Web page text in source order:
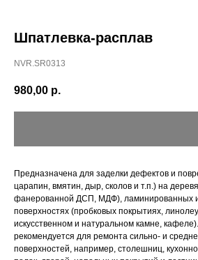
Шпатлевка-расплав
NVR.SR0313
980,00 р.
Предназначена для заделки дефектов и
царапин, вмятин, дыр, сколов и т.п.) на
фанерованной ДСП, МДФ), ламинированных и
поверхностях (пробковых покрытиях,
искусственном и натуральном камне,
рекомендуется для ремонта сильно‐ и
поверхностей, например, столешниц,